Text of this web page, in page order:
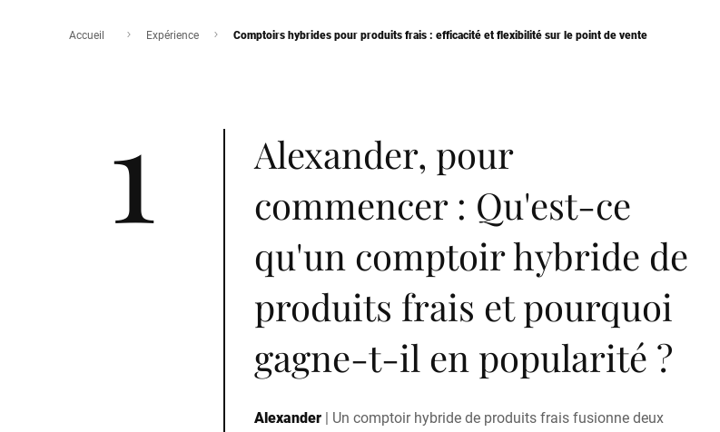
Accueil Expérience Comptoirs hybrides pour produits frais : efficacité et flexibilité sur le point de vente
1
Alexander, pour
commencer : Qu'est-ce
qu'un comptoir hybride de
produits frais et pourquoi
gagne-t-il en popularité ?
Alexander | Un comptoir hybride de produits frais fusionne deux